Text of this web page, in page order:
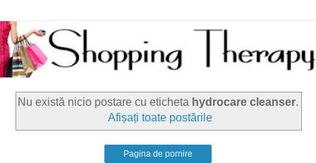
Nu există nicio postare cu eticheta hydrocare cleanser.
Afișați toate postările
Pagina de pornire